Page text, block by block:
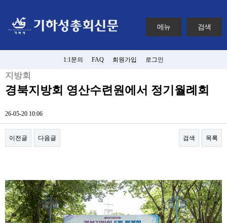
메뉴 검색
1:1문의 FAQ 회원가입 로그인
지방회
경북지방회 영산수련원에서 정기월례회
26-05-20 10:06
이전글 다음글 검색 목록